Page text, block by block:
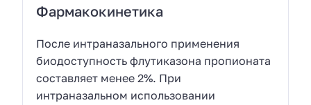
Фармакокинетика
После интраназального применения
биодоступность флутиказона пропионата
составляет менее 2%. При
интраназальном использовании